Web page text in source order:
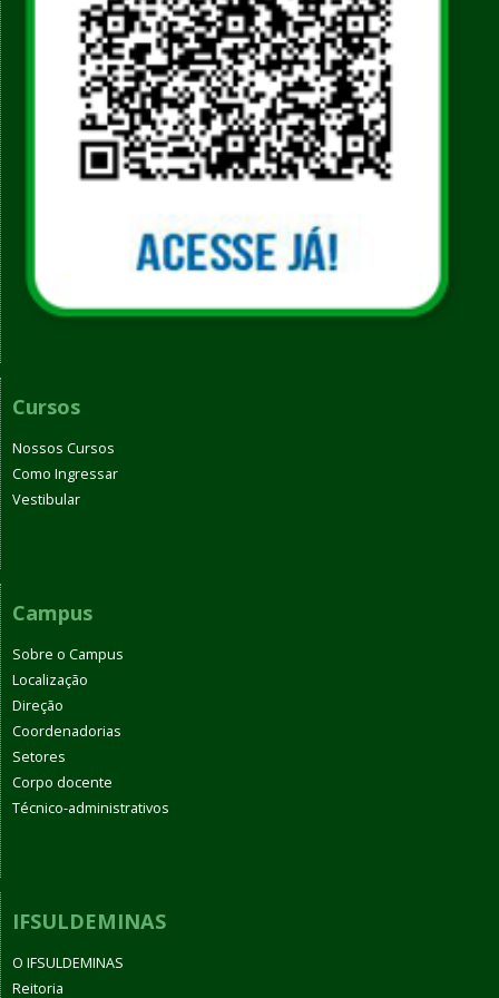
Cursos
Nossos Cursos
Como Ingressar
Vestibular
Campus
Sobre o Campus
Localização
Direção
Coordenadorias
Setores
Corpo docente
Técnico-administrativos
IFSULDEMINAS
O IFSULDEMINAS
Reitoria